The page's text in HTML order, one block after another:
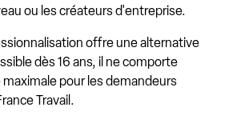
ou les créateurs d'entreprise.
offre une alternative
dès 16 ans, il ne comporte
pour les demandeurs
Travail.